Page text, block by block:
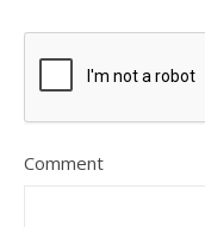
Comment